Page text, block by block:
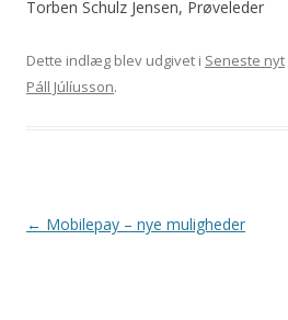
Torben Schulz Jensen, Prøveleder
Dette indlæg blev udgivet i Seneste nyt
Páll Júlíusson.
Indlægsnavigation
← Mobilepay – nye muligheder